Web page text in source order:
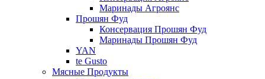
Маринады Агроянс
Прошян Фуд
Консервация Прошян Фуд
Маринады Прошян Фуд
YAN
te Gusto
Мясные Продукты